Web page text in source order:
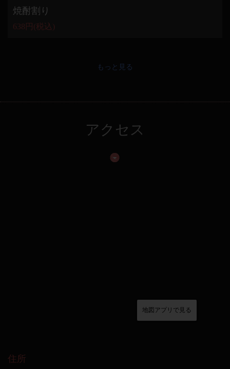
焼酎割り
638円 (税込)
もっと見る
アクセス
地図アプリで見る
住所